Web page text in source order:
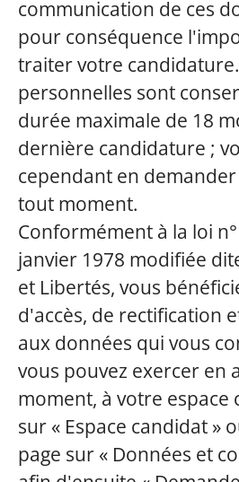
communication de ces
pour conséquence
traiter votre
personnelles sont
durée maximale de 18
dernière candidature ;
cependant en
tout moment.
Conformément à la loi
janvier 1978 modifiée
et Libertés, vous
d'accès, de rectification
aux données qui vous
vous pouvez exercer en
moment, à votre espace
sur « Espace candidat »
page sur « Données et